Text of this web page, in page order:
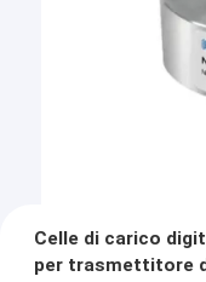
Celle di carico
per trasmettitore